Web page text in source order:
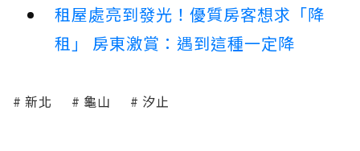
租屋處亮到發光！優質房客想求「降
租」 房東激賞：遇到這種一定降
新北 龜山 汐止